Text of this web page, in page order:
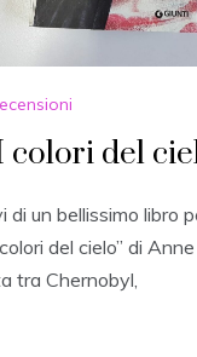
colori del
di un bellissimo libro
del cielo” di
tra Chernobyl,